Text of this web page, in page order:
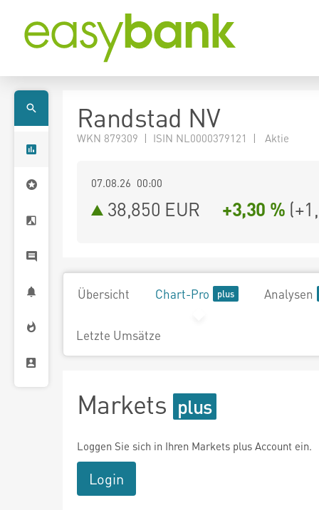
Randstad NV
WKN 879309 | ISIN NL0000379121 | Aktie
07.08.26 00:00
38,850 EUR +3,30 % (
Übersicht Chart-Pro Analysen
Letzte Umsätze
Markets
Loggen Sie sich in Ihren Markets plus Account ein.
Login